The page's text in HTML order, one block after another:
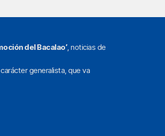
del Bacalao’, noticias de
generalista, que va